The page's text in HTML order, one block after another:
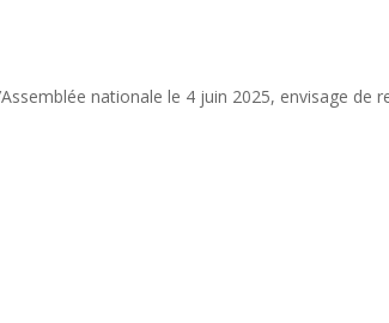
nationale le 4 juin 2025, envisage de